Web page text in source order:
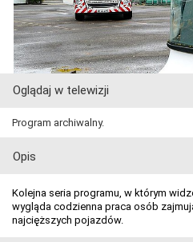
Oglądaj w telewizji
Program archiwalny.
Opis
Kolejna seria programu, w którym
wygląda codzienna praca osób
najcięższych pojazdów.